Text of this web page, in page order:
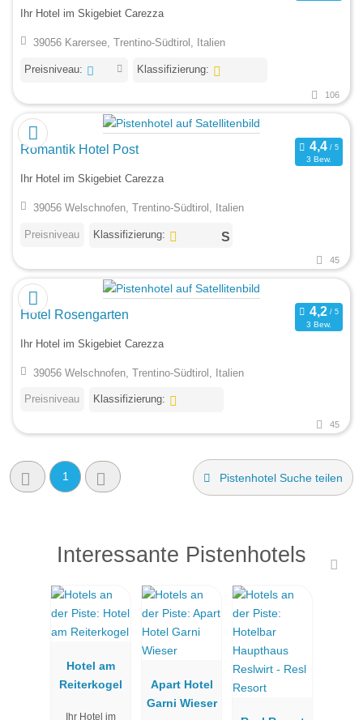
Ihr Hotel im Skigebiet Carezza
39056 Karersee, Trentino-Südtirol, Italien
Preisniveau: Klassifizierung:
106
Romantik Hotel Post
3 Bew.
Ihr Hotel im Skigebiet Carezza
39056 Welschnofen, Trentino-Südtirol, Italien
Preisniveau Klassifizierung:
45
Hotel Rosengarten
3 Bew.
Ihr Hotel im Skigebiet Carezza
39056 Welschnofen, Trentino-Südtirol, Italien
Preisniveau Klassifizierung:
45
1 Pistenhotel Suche teilen
Interessante Pistenhotels
Hotel am
Reiterkogel
Ihr Hotel im
Apart Hotel
Garni Wieser